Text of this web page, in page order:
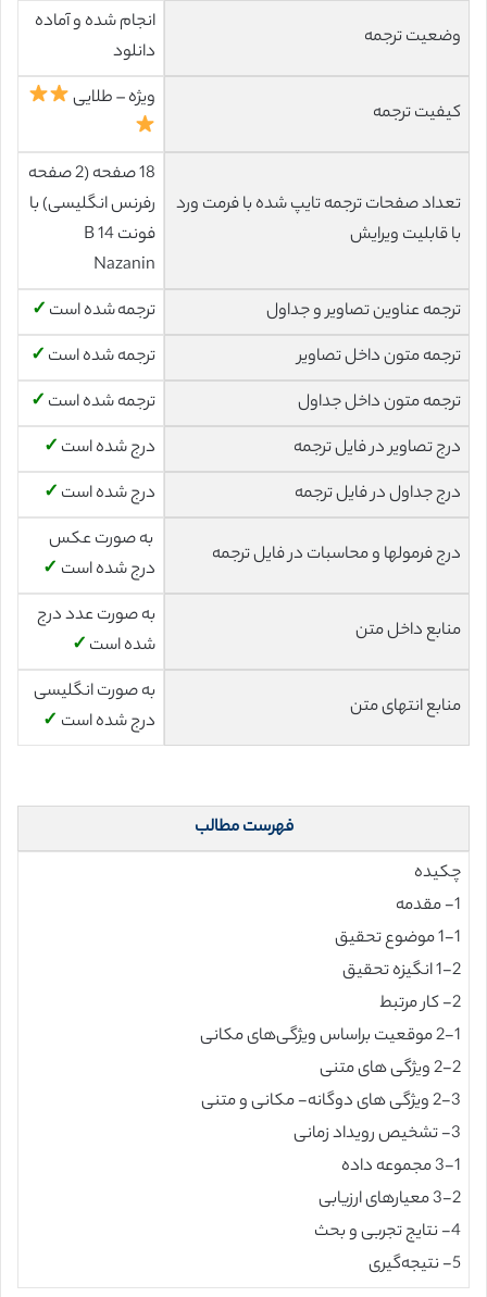
وضعیت ترجمه
انجام شده و آماده
دانلود
کیفیت ترجمه
ویژه – طلایی
تعداد صفحات ترجمه تایپ شده با فرمت ورد
با قابلیت ویرایش
18 صفحه (2 صفحه
رفرنس انگلیسی) با
فونت 14 B
Nazanin
ترجمه عناوین تصاویر و جداول
ترجمه شده است ✓
ترجمه متون داخل تصاویر
ترجمه شده است ✓
ترجمه متون داخل جداول
ترجمه شده است ✓
درج تصاویر در فایل ترجمه
درج شده است ✓
درج جداول در فایل ترجمه
درج شده است ✓
درج فرمولها و محاسبات در فایل ترجمه
به صورت عکس
درج شده است ✓
منابع داخل متن
به صورت عدد درج
شده است ✓
منابع انتهای متن
به صورت انگلیسی
درج شده است ✓
فهرست مطالب
چکیده
1- مقدمه
1-1 موضوع تحقیق
1-2 انگیزه تحقیق
2- کار مرتبط
2-1 موقعیت براساس ویژگی‌های مکانی
2-2 ویژگی های متنی
2-3 ویژگی های دوگانه- مکانی و متنی
3- تشخیص رویداد زمانی
3-1 مجموعه داده
3-2 معیارهای ارزیابی
4- نتایج تجربی و بحث
5- نتیجه‌گیری